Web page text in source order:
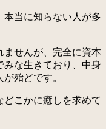
当に知らない人が多
せんが、完全に資本
みな生きており、中身
殆どです。
こかに癒しを求めて